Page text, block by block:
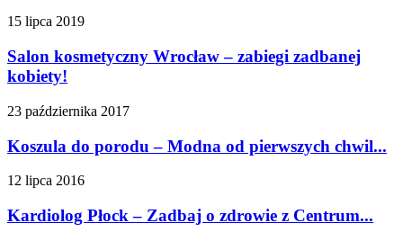
15 lipca 2019
Salon kosmetyczny Wrocław – zabiegi zadbanej
kobiety!
23 października 2017
Koszula do porodu – Modna od pierwszych chwil...
12 lipca 2016
Kardiolog Płock – Zadbaj o zdrowie z Centrum...